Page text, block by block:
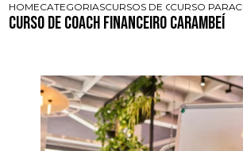
HOMECATEGORIASCURSOS DE COACHCURSO PARA
Curso de Coach Financeiro Carambeí